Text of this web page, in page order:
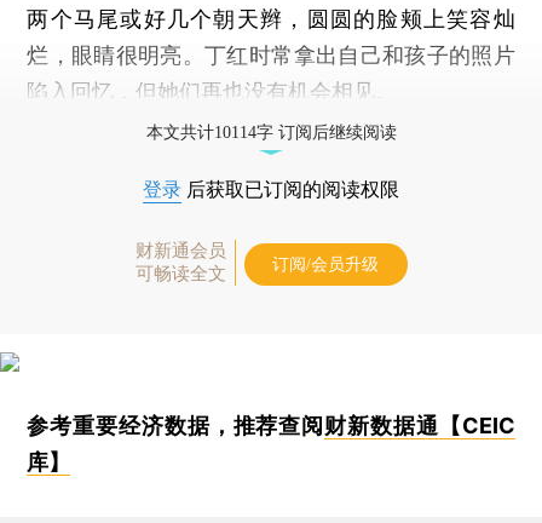
两个马尾或好几个朝天辫，圆圆的脸颊上笑容灿
烂，眼睛很明亮。丁红时常拿出自己和孩子的照片
陷入回忆，但她们再也没有机会相见。
本文共计10114字 订阅后继续阅读
登录 后获取已订阅的阅读权限
财新通会员
可畅读全文
订阅/会员升级
参考重要经济数据，推荐查阅 财新数据通【CEIC
库】